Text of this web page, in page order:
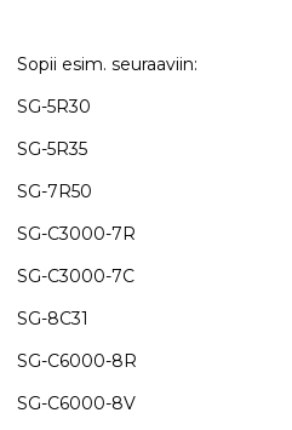
Sopii esim. seuraaviin:
SG-5R30
SG-5R35
SG-7R50
SG-C3000-7R
SG-C3000-7C
SG-8C31
​SG-C6000-8R
SG-C6000-8V